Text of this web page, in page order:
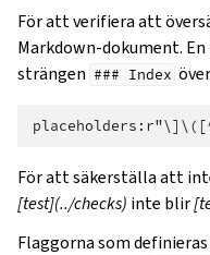
För att verifiera att
Markdown-dokument.
strängen ### Index
För att säkerställa att
[test](../checks) inte blir
Flaggorna som